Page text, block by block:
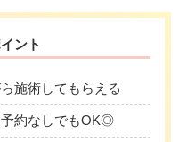
ント
施術してもらえる
約なしでもOK◎